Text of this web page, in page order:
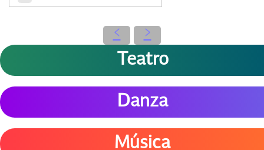
‹ ›
Teatro
Danza
Música